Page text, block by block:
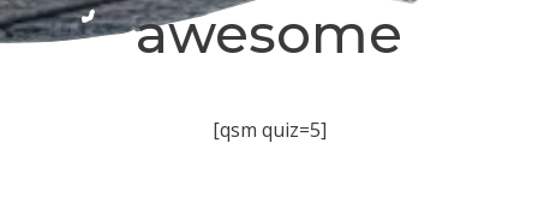
awesome
[qsm quiz=5]